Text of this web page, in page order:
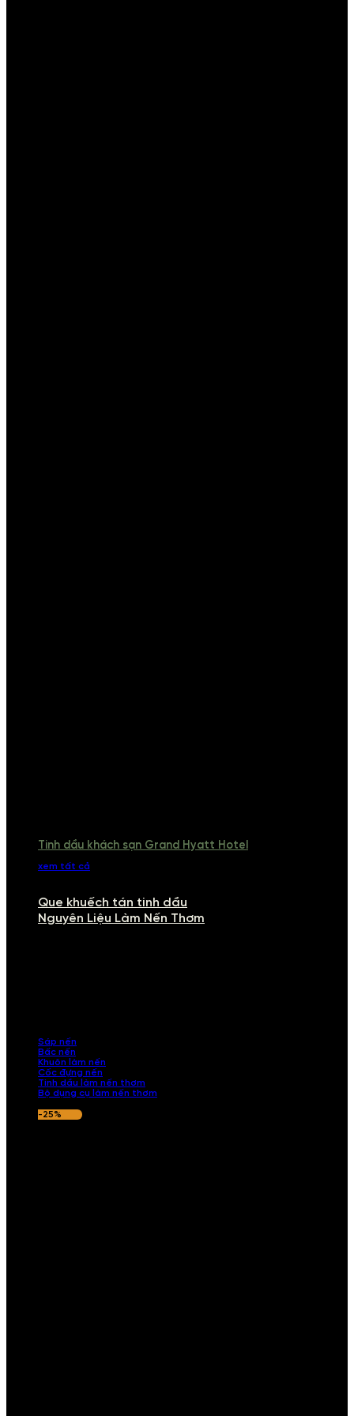
Tinh dầu khách sạn Grand Hyatt Hotel
xem tất cả
Que khuếch tán tinh dầu
Nguyên Liệu Làm Nến Thơm
Sáp nến
Bấc nến
Khuôn làm nến
Cốc đựng nến
Tinh dầu làm nến thơm
Bộ dụng cụ làm nến thơm
-25%